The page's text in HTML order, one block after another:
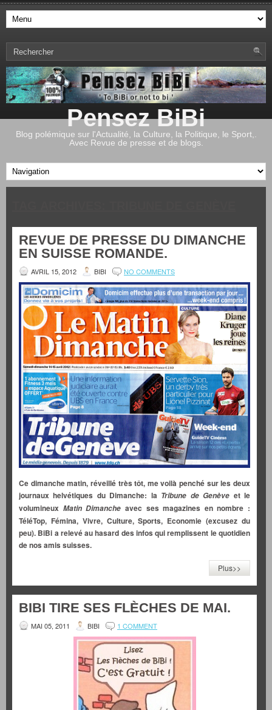
Pensez BiBi
Blog polémique sur l'Actualité, la Culture, la Politique, le Sport,.
Avec Revue de presse et de blogs.
REVUE DE PRESSE DU DIMANCHE
EN SUISSE ROMANDE.
AVRIL 15, 2012 BIBI NO COMMENTS
Ce dimanche matin, réveillé très tôt, me voilà penché sur les deux
journaux helvétiques du Dimanche: la Tribune de Genève et le
volumineux Matin Dimanche avec ses magazines en nombre :
TéléTop, Fémina, Vivre, Culture, Sports, Economie (excusez du
peu). BiBi a relevé au hasard des infos qui remplissent le quotidien
de nos amis suisses.
Plus>>
BIBI TIRE SES FLÈCHES DE MAI.
MAI 05, 2011 BIBI 1 COMMENT